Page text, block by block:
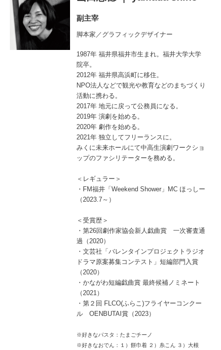
副主宰
脚本家／グラフィックデザイナー
1987年 福井県福井市生まれ。福井大学大学
院卒。
2012年 福井県高浜町に移住。
NPO法人などで観光や教育などのまちづくり
活動に携わる。
2017年 地元に戻って公務員になる。
2019年 演劇を始める。
2020年 劇作を始める。
2021年 独立してフリーランスに。
みくに未来ホールにて中高生演劇ワークショ
ップのファシリテーターを務める。
＜レギュラー＞
・FM福井「Weekend Shower」MC ほっしー
（2023.7～）
＜受賞歴＞
・第26回劇作家協会新人戯曲賞 一次審査通
過（2020）
・文芸社「バレンタインプロジェクトラジオ
ドラマ原案募集コンテスト」短編部門入賞
（2020）
・かながわ短編戯曲賞 最終候補ノミネート
（2021）
・第２回 FLCO(ふらこ)フライヤーコンクー
ル OENBUTAI賞（2023）
※好きなパスタ：たまごチーノ
※好きなおでん：１）餅巾着 ２）糸こん ３）大根